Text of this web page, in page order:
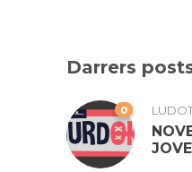
Darrers
0